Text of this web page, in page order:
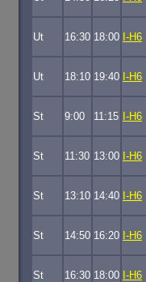
Ut 16:30 18:00 I-H6
Ut 18:10 19:40 I-H6
St 9:00 11:15 I-H6
St 11:30 13:00 I-H6
St 13:10 14:40 I-H6
St 14:50 16:20 I-H6
St 16:30 18:00 I-H6